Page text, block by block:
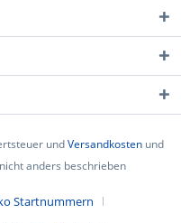
undVersandkostenund
anders beschrieben
Startnummern